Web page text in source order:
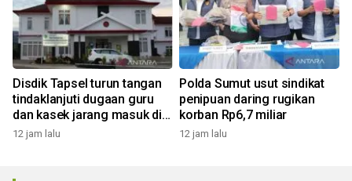
Disdik Tapsel turun tangan
tindaklanjuti dugaan guru
dan kasek jarang masuk di
SD Tapus Nabolak
12 jam lalu
Polda Sumut usut sindikat
penipuan daring rugikan
korban Rp6,7 miliar
12 jam lalu